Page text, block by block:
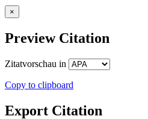
×
Preview Citation
Zitatvorschau in
Copy to clipboard
Export Citation